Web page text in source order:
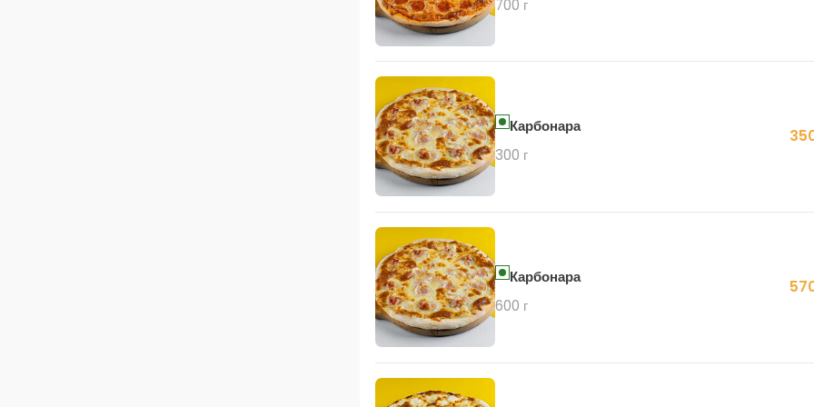
700 г
Карбонара
300 г
Карбонара
600 г